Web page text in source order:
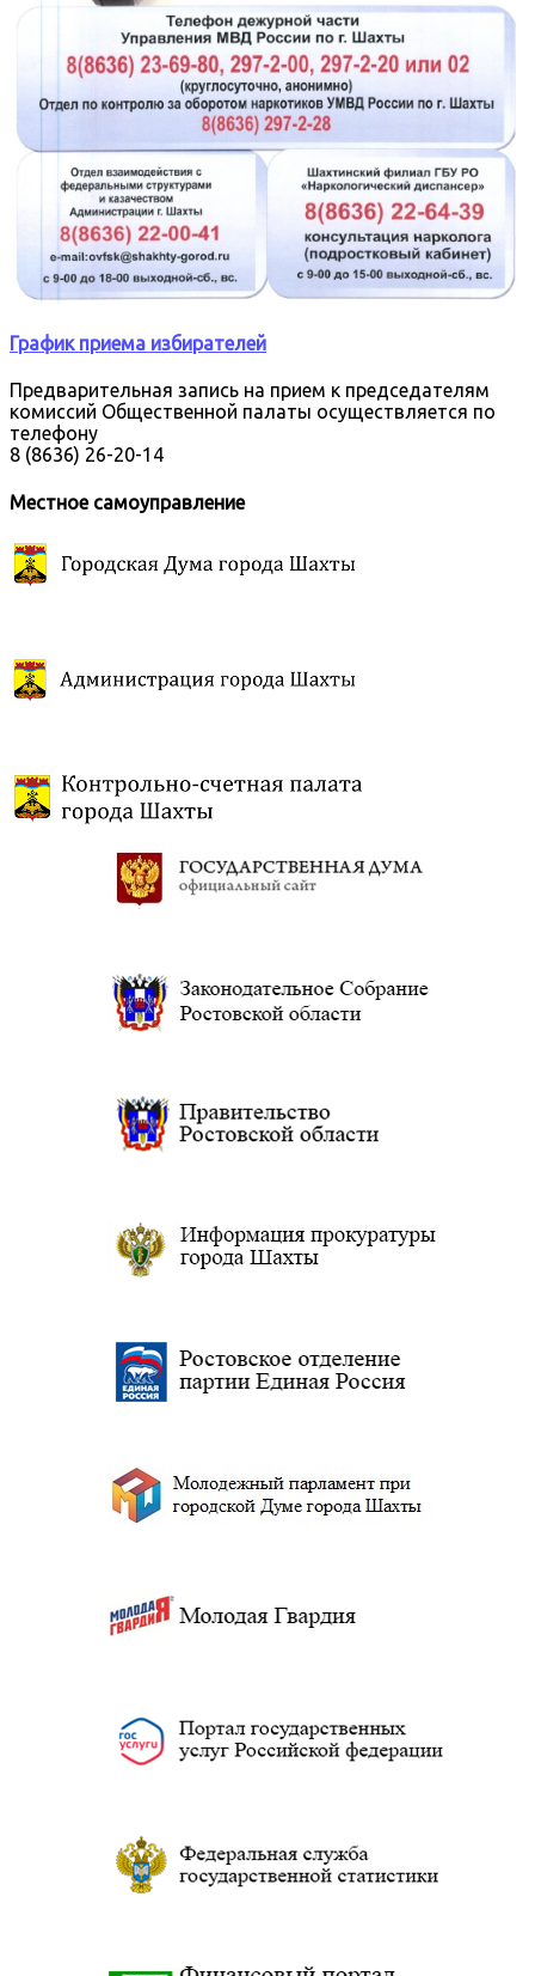
График приема избирателей
Предварительная запись на прием к председателям
комиссий Общественной палаты осуществляется по
телефону
8 (8636) 26-20-14
Местное самоуправление